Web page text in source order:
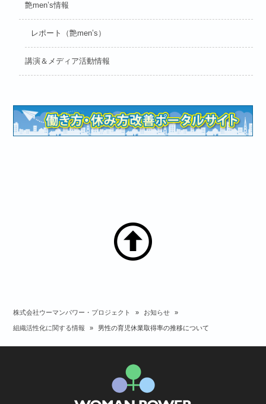
艶men’s情報
レポート（艶men’s）
講演＆メディア活動情報
株式会社ウーマンパワー・プロジェクト » お知らせ »
組織活性化に関する情報 » 男性の育児休業取得率の推移について